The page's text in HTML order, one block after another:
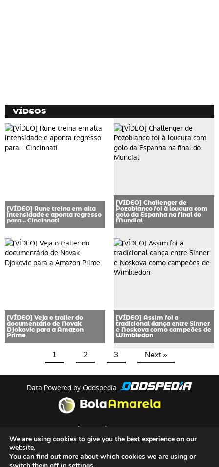
VÍDEOS
[VÍDEO] Rune treina em alta
intensidade e aponta regresso
para… Cincinnati
[VÍDEO] Challenger de
Pozoblanco foi à loucura com
golo da Espanha na final do
Mundial
[VÍDEO] Veja o trailer do
documentário de Novak
Djokovic para a Amazon
Prime
[VÍDEO] Assim foi a
tradicional dança entre Sinner
e Noskova como campeões de
Wimbledon
1 2 3 Next »
Data Powered by Oddspedia
theme bymeow
We are using cookies to give you the best experience on our
website.
You can find out more about which cookies we are using or